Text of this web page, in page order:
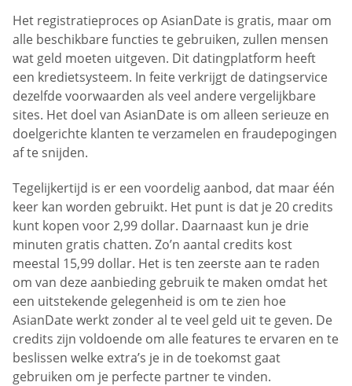
Het registratieproces op AsianDate is gratis, maar om
alle beschikbare functies te gebruiken, zullen mensen
wat geld moeten uitgeven. Dit datingplatform heeft
een kredietsysteem. In feite verkrijgt de datingservice
dezelfde voorwaarden als veel andere vergelijkbare
sites. Het doel van AsianDate is om alleen serieuze en
doelgerichte klanten te verzamelen en fraudepogingen
af te snijden.
Tegelijkertijd is er een voordelig aanbod, dat maar één
keer kan worden gebruikt. Het punt is dat je 20 credits
kunt kopen voor 2,99 dollar. Daarnaast kun je drie
minuten gratis chatten. Zo’n aantal credits kost
meestal 15,99 dollar. Het is ten zeerste aan te raden
om van deze aanbieding gebruik te maken omdat het
een uitstekende gelegenheid is om te zien hoe
AsianDate werkt zonder al te veel geld uit te geven. De
credits zijn voldoende om alle features te ervaren en te
beslissen welke extra’s je in de toekomst gaat
gebruiken om je perfecte partner te vinden.